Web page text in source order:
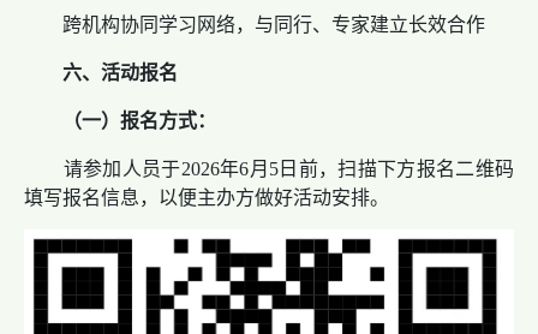
跨机构协同学习网络，与同行、专家建立长效合作
六、活动报名
（一） 报名方式：
请参加人员于2026年6月5日前，扫描下方报名二维码
填写报名信息，以便主办方做好活动安排。